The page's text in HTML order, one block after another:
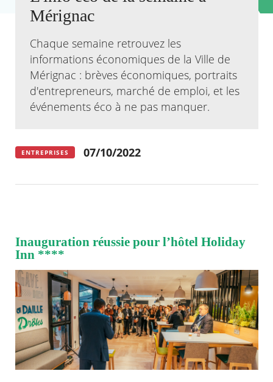
Actualités
Kiosque
Espace de services en ligne
Facebook
X Instagram
Youtube
Linkedin
Mérignac
Chaque semaine retrouvez les
informations économiques de la Ville de
Mérignac : brèves économiques, portraits
d'entrepreneurs, marché de emploi, et les
événements éco à ne pas manquer.
ENTREPRISES 07/10/2022
Inauguration réussie pour l’hôtel Holiday
Inn ****